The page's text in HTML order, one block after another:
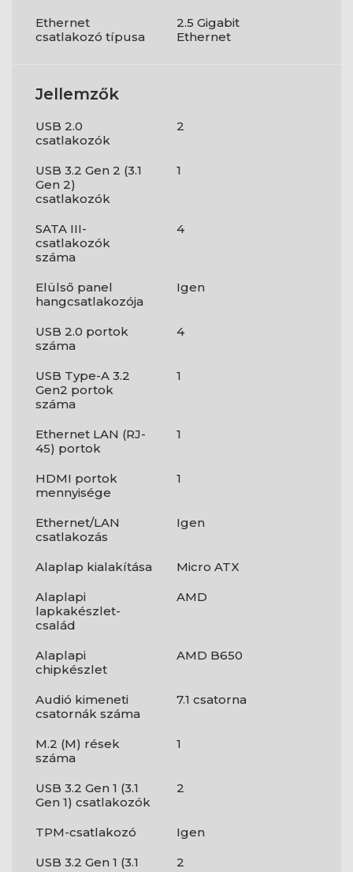
Ethernet
csatlakozó típusa
2.5 Gigabit
Ethernet
Jellemzők
USB 2.0
csatlakozók
2
USB 3.2 Gen 2 (3.1
Gen 2)
csatlakozók
1
SATA III-
csatlakozók
száma
4
Elülső panel
hangcsatlakozója
Igen
USB 2.0 portok
száma
4
USB Type-A 3.2
Gen2 portok
száma
1
Ethernet LAN (RJ-
45) portok
1
HDMI portok
mennyisége
1
Ethernet/LAN
csatlakozás
Igen
Alaplap kialakítása
Micro ATX
Alaplapi
lapkakészlet-
család
AMD
Alaplapi
chipkészlet
AMD B650
Audió kimeneti
csatornák száma
7.1 csatorna
M.2 (M) rések
száma
1
USB 3.2 Gen 1 (3.1
Gen 1) csatlakozók
2
TPM-csatlakozó
Igen
USB 3.2 Gen 1 (3.1
2